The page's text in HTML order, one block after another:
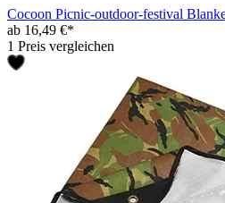
Cocoon Picnic-outdoor-festival
ab 16,49 €*
1 Preis vergleichen